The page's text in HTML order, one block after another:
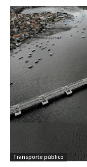
Transporte público